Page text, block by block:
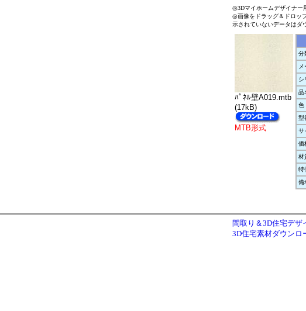
◎3Dマイホームデザイナー
◎画像をドラッグ＆ドロッ
示されていないデータはダ
ﾊﾟﾈﾙ壁A019.mtb
(17kB)
MTB形式
分
シ
品
色
型
サ
価
材
特
備
間取り＆3D住宅デザ
3D住宅素材ダウンロ